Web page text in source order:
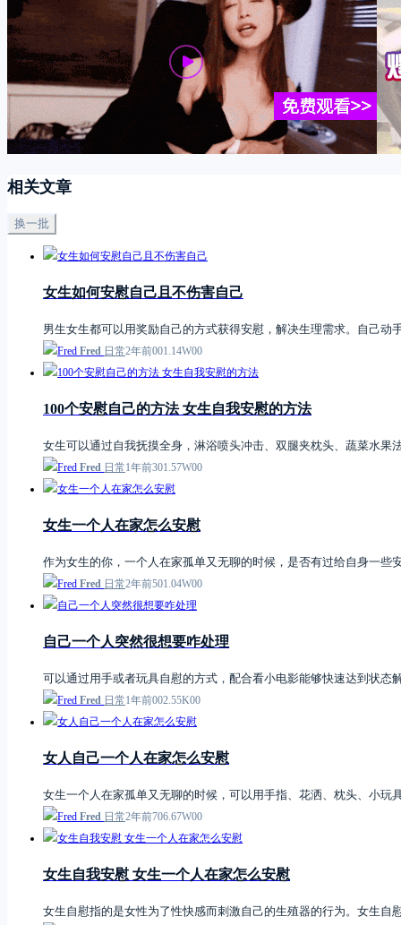
相关文章
换一批
女生如何安慰自己且不伤害自己
男生女生都可以用奖励自己的方式获得安慰，解决生理需求。自己
Fred 日常2年前001.14W00
100个安慰自己的方法 女生自我安慰的方法
女生可以通过自我抚摸全身，淋浴喷头冲击、双腿夹枕头、蔬菜水
Fred 日常1年前301.57W00
女生一个人在家怎么安慰
作为女生的你，一个人在家孤单又无聊的时候，是否有过给自身一
Fred 日常2年前501.04W00
自己一个人突然很想要咋处理
可以通过用手或者玩具自慰的方式，配合看小电影能够快速达到状
Fred 日常1年前002.55K00
女人自己一个人在家怎么安慰
女生一个人在家孤单又无聊的时候，可以用手指、花洒、枕头、小
Fred 日常2年前706.67W00
女生自我安慰 女生一个人在家怎么安慰
女生自慰指的是女性为了性快感而刺激自己的生殖器的行为。女生